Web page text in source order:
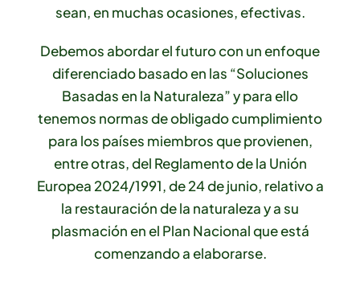
sean, en muchas ocasiones, efectivas.
Debemos abordar el futuro con un enfoque
diferenciado basado en las “Soluciones
Basadas en la Naturaleza” y para ello
tenemos normas de obligado cumplimiento
para los países miembros que provienen,
entre otras, del Reglamento de la Unión
Europea 2024/1991, de 24 de junio, relativo a
la restauración de la naturaleza y a su
plasmación en el Plan Nacional que está
comenzando a elaborarse.